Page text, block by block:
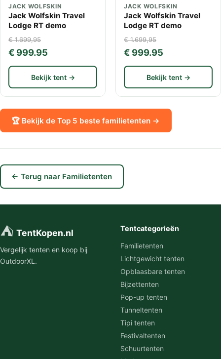
JACK WOLFSKIN
Jack Wolfskin Travel
Lodge RT demo
€ 1.699,95
€ 999.95
Bekijk tent →
JACK WOLFSKIN
Jack Wolfskin Travel
Lodge RT demo
€ 1.699,95
€ 999.95
Bekijk tent →
🏆 Bekijk de Top 5 beste familietenten →
← Terug naar Familietenten
⛺ TentKopen.nl
Vergelijk tenten en koop bij
OutdoorXL.
Tentcategorieën
Familietenten
Lichtgewicht tenten
Opblaasbare tenten
Bijzettenten
Pop-up tenten
Tunneltenten
Tipi tenten
Festivaltenten
Schuurtenten